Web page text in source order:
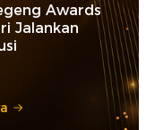
Awards
Jalankan